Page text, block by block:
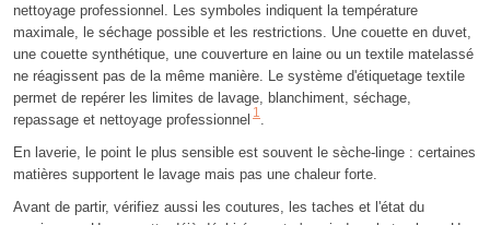
nettoyage professionnel. Les symboles indiquent la température
maximale, le séchage possible et les restrictions. Une couette en duvet,
une couette synthétique, une couverture en laine ou un textile matelassé
ne réagissent pas de la même manière. Le système d'étiquetage textile
permet de repérer les limites de lavage, blanchiment, séchage,
repassage et nettoyage professionnel 1.
En laverie, le point le plus sensible est souvent le sèche-linge : certaines
matières supportent le lavage mais pas une chaleur forte.
Avant de partir, vérifiez aussi les coutures, les taches et l'état du